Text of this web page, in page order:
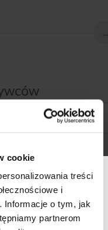
cookie
treści
i
Informacje o tym, jak
partnerom
...
Okrzei 25
niemieckie
Riesling Weeks
2016 (II miejsce)
od 1 do 31 lipca